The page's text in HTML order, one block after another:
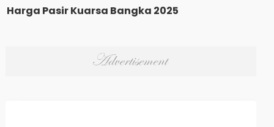
Harga Pasir Kuarsa Bangka 2025